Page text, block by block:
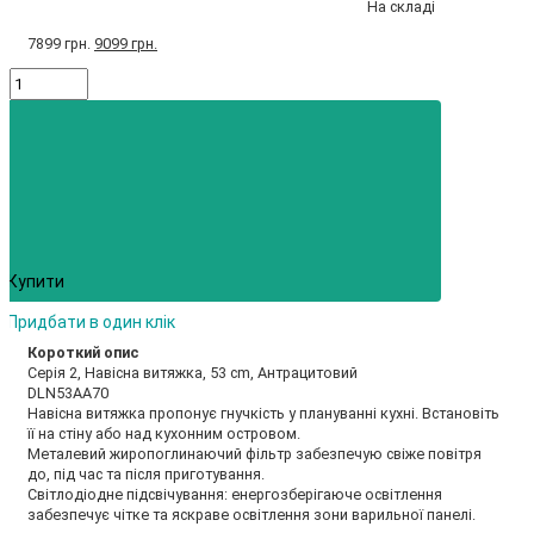
На складі
7899 грн. 9099 грн.
Купити
Придбати в один клік
Короткий опис
Серія 2, Навісна витяжка, 53 cm, Антрацитовий
DLN53AA70
Навісна витяжка пропонує гнучкість у плануванні кухні. Встановіть
її на стіну або над кухонним островом.
Металевий жиропоглинаючий фільтр забезпечую свіже повітря
до, під час та після приготування.
Світлодіодне підсвічування: енергозберігаюче освітлення
забезпечує чітке та яскраве освітлення зони варильної панелі.